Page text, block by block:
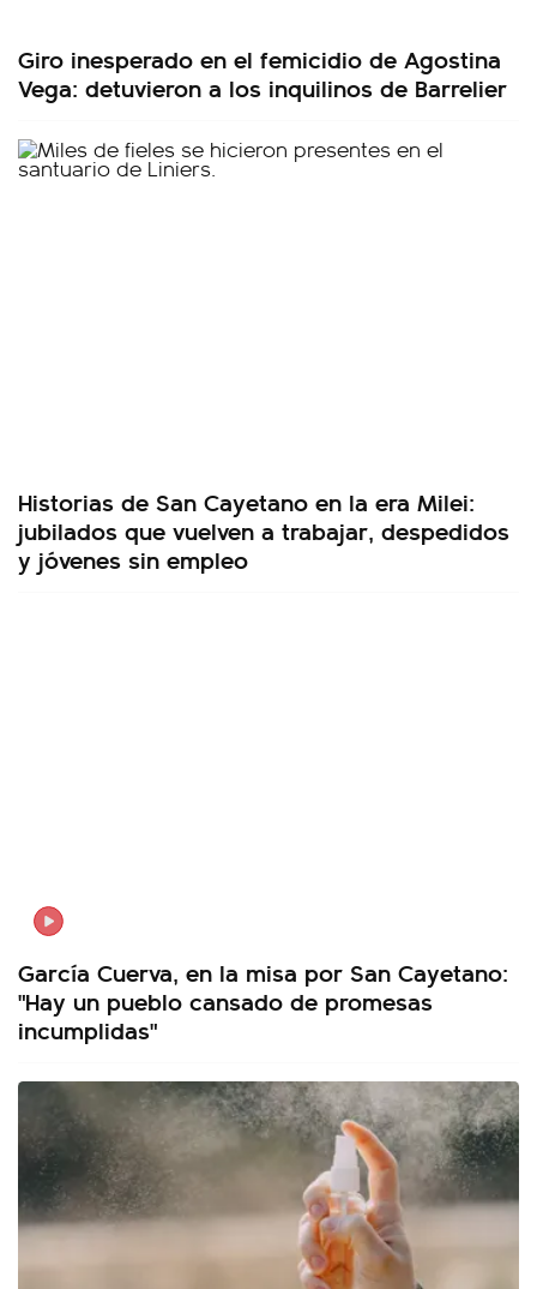
Giro inesperado en el femicidio de Agostina
Vega: detuvieron a los inquilinos de Barrelier
Historias de San Cayetano en la era Milei:
jubilados que vuelven a trabajar, despedidos
y jóvenes sin empleo
García Cuerva, en la misa por San Cayetano:
"Hay un pueblo cansado de promesas
incumplidas"